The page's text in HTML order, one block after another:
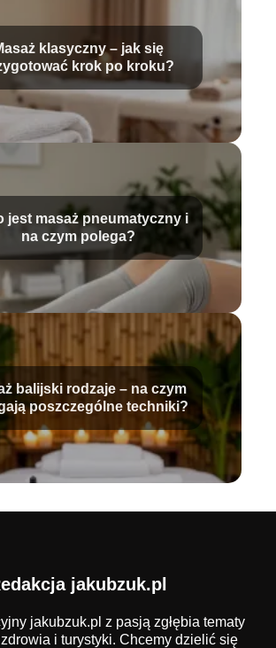
klasyczny – jak się
krok po kroku?
jest masaż pneumatyczny i
na czym polega?
balijski rodzaje – na czym
poszczególne techniki?
jakubzuk.pl
jakubzuk.pl z pasją zgłębia tematy
i turystyki. Chcemy dzielić się